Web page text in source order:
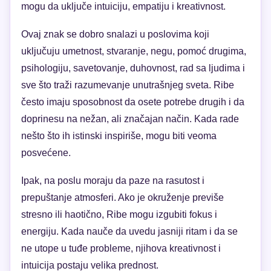
mogu da uključe intuiciju, empatiju i kreativnost.
Ovaj znak se dobro snalazi u poslovima koji
uključuju umetnost, stvaranje, negu, pomoć drugima,
psihologiju, savetovanje, duhovnost, rad sa ljudima i
sve što traži razumevanje unutrašnjeg sveta. Ribe
često imaju sposobnost da osete potrebe drugih i da
doprinesu na nežan, ali značajan način. Kada rade
nešto što ih istinski inspiriše, mogu biti veoma
posvećene.
Ipak, na poslu moraju da paze na rasutost i
prepuštanje atmosferi. Ako je okruženje previše
stresno ili haotično, Ribe mogu izgubiti fokus i
energiju. Kada nauče da uvedu jasniji ritam i da se
ne utope u tuđe probleme, njihova kreativnost i
intuicija postaju velika prednost.